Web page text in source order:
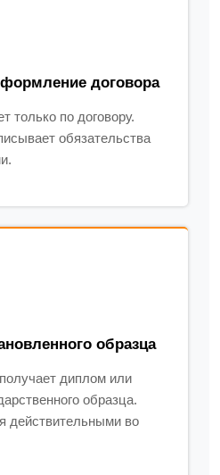
договора
по договору.
обязательства
образца
диплом или
образца.
действительными во